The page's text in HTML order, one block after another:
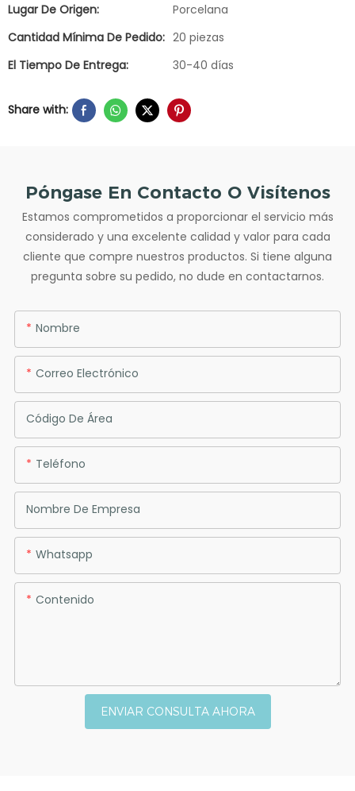
Lugar De Origen:
Porcelana
Cantidad Mínima De Pedido: 20 piezas
El Tiempo De Entrega:
30-40 días
Share with:
Póngase En Contacto O Visítenos
Estamos comprometidos a proporcionar el servicio más
considerado y una excelente calidad y valor para cada
cliente que compre nuestros productos. Si tiene alguna
pregunta sobre su pedido, no dude en contactarnos.
Nombre
Correo Electrónico
Código De Área
Teléfono
Nombre De Empresa
Whatsapp
Contenido
ENVIAR CONSULTA AHORA